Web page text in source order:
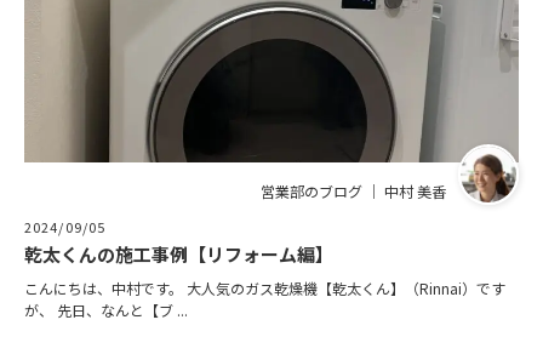
営業部のブログ ｜ 中村 美香
2024/09/05
乾太くんの施工事例【リフォーム編】
こんにちは、中村です。 大人気のガス乾燥機【乾太くん】（Rinnai）です
が、 先日、なんと【ブ ...